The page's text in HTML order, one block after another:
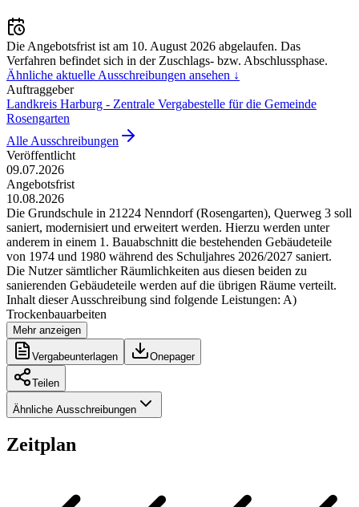
Die Angebotsfrist ist am 10. August 2026 abgelaufen. Das
Verfahren befindet sich in der Zuschlags- bzw. Abschlussphase.
Ähnliche aktuelle Ausschreibungen ansehen ↓
Auftraggeber
Landkreis Harburg - Zentrale Vergabestelle für die Gemeinde
Rosengarten
Alle Ausschreibungen
Veröffentlicht
09.07.2026
Angebotsfrist
10.08.2026
Die Grundschule in 21224 Nenndorf (Rosengarten), Querweg 3 soll
saniert, modernisiert und erweitert werden. Hierzu werden unter
anderem in einem 1. Bauabschnitt die bestehenden Gebäudeteile
von 1974 und 1980 während des Schuljahres 2026/2027 saniert.
Die Nutzer sämtlicher Räumlichkeiten aus diesen beiden zu
sanierenden Gebäudeteile werden auf die übrigen Räume verteilt.
Inhalt dieser Ausschreibung sind folgende Leistungen: A)
Trockenbauarbeiten
Mehr anzeigen
Vergabeunterlagen Onepager
Teilen
Ähnliche Ausschreibungen
Zeitplan